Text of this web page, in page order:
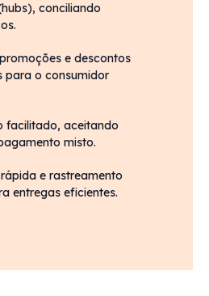
conciliando
e descontos
para o consumidor
facilitado, aceitando
misto.
e rastreamento
entregas eficientes.